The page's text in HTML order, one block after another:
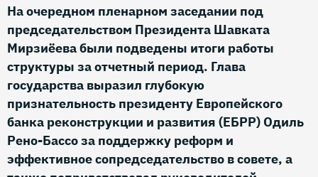
На очередном пленарном заседании под
председательством Президента Шавката
Мирзиёева были подведены итоги работы
структуры за отчетный период. Глава
государства выразил глубокую
признательность президенту Европейского
банка реконструкции и развития (ЕБРР) Одиль
Рено-Бассо за поддержку реформ и
эффективное сопредседательство в совете, а